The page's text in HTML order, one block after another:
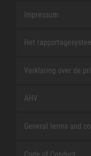
Impressum
Het
Verklaring over de
AHV
General terms and
Code of Conduct